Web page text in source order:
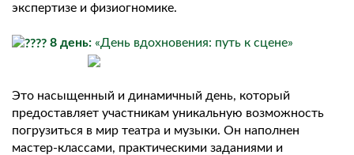
экспертизе и физиогномике.
8 день: «День вдохновения: путь к сцене»
Это насыщенный и динамичный день, который
предоставляет участникам уникальную возможность
погрузиться в мир театра и музыки. Он наполнен
мастер-классами, практическими заданиями и